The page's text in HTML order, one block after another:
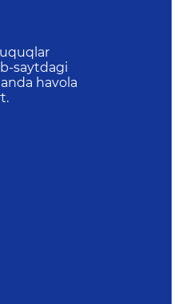
saytdagi
havola